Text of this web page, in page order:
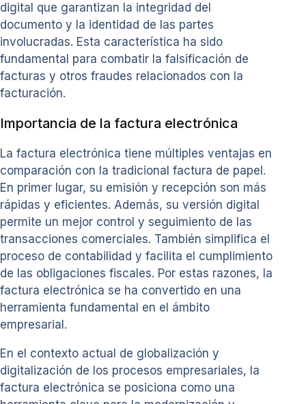
digital que garantizan la integridad del
documento y la identidad de las partes
involucradas. Esta característica ha sido
fundamental para combatir la falsificación de
facturas y otros fraudes relacionados con la
facturación.
Importancia de la factura electrónica
La factura electrónica tiene múltiples ventajas en
comparación con la tradicional factura de papel.
En primer lugar, su emisión y recepción son más
rápidas y eficientes. Además, su versión digital
permite un mejor control y seguimiento de las
transacciones comerciales. También simplifica el
proceso de contabilidad y facilita el cumplimiento
de las obligaciones fiscales. Por estas razones, la
factura electrónica se ha convertido en una
herramienta fundamental en el ámbito
empresarial.
En el contexto actual de globalización y
digitalización de los procesos empresariales, la
factura electrónica se posiciona como una